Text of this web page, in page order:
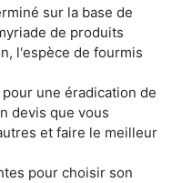
sur la base de
de produits
l'espèce de fourmis
une éradication de
devis que vous
et faire le meilleur
pour choisir son